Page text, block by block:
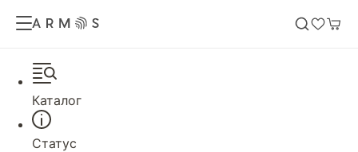
Каталог
Статус